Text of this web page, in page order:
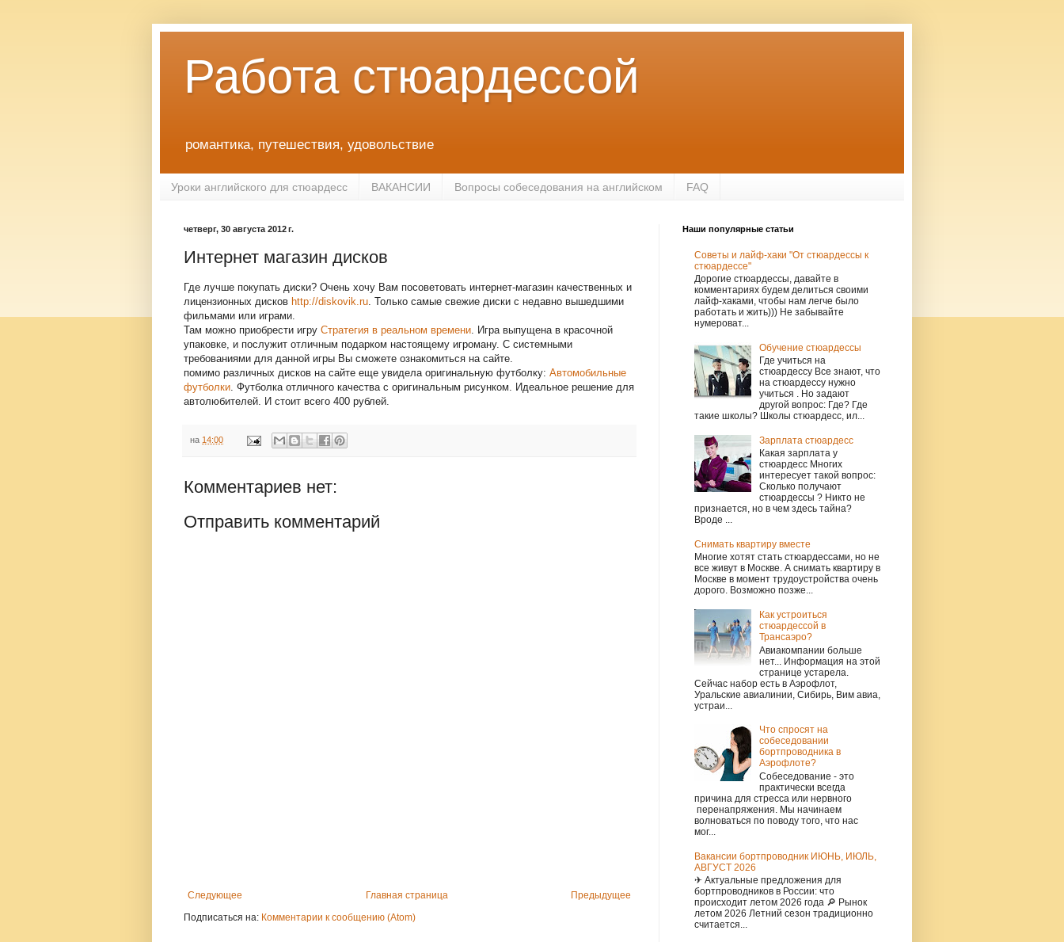
Работа стюардессой
романтика, путешествия, удовольствие
Уроки английского для стюардесс ВАКАНСИИ Вопросы собеседования на английском FAQ
четверг, 30 августа 2012 г.
Интернет магазин дисков
Где лучше покупать диски? Очень хочу Вам посоветовать интернет-магазин качественных и
лицензионных дисков http://diskovik.ru . Только самые свежие диски с недавно вышедшими
фильмами или играми.
Там можно приобрести игру Стратегия в реальном времени . Игра выпущена в красочной
упаковке, и послужит отличным подарком настоящему игроману. С системными
требованиями для данной игры Вы сможете ознакомиться на сайте.
помимо различных дисков на сайте еще увидела оригинальную футболку: Автомобильные
футболки . Футболка отличного качества с оригинальным рисунком. Идеальное решение для
автолюбителей. И стоит всего 400 рублей.
на 14:00
Комментариев нет:
Отправить комментарий
Следующее Предыдущее
Главная страница
Подписаться на: Комментарии к сообщению (Atom)
Наши популярные статьи
Советы и лайф-хаки "От стюардессы к
стюардессе"
Дорогие стюардессы, давайте в
комментариях будем делиться своими
лайф-хаками, чтобы нам легче было
работать и жить))) Не забывайте
нумероват...
Обучение стюардессы
Где учиться на
стюардессу Все знают, что
на стюардессу нужно
учиться . Но задают
другой вопрос: Где? Где
такие школы? Школы стюардесс, ил...
Зарплата стюардесс
Какая зарплата у
стюардесс Многих
интересует такой вопрос:
Сколько получают
стюардессы ? Никто не
признается, но в чем здесь тайна?
Вроде ...
Снимать квартиру вместе
Многие хотят стать стюардессами, но не
все живут в Москве. А снимать квартиру в
Москве в момент трудоустройства очень
дорого. Возможно позже...
Как устроиться
стюардессой в
Трансаэро?
Авиакомпании больше
нет... Информация на этой
странице устарела.
Сейчас набор есть в Аэрофлот,
Уральские авиалинии, Сибирь, Вим авиа,
устраи...
Что спросят на
собеседовании
бортпроводника в
Аэрофлоте?
Собеседование - это
практически всегда
причина для стресса или нервного
перенапряжения. Мы начинаем
волноваться по поводу того, что нас
мог...
Вакансии бортпроводник ИЮНЬ, ИЮЛЬ,
АВГУСТ 2026
✈ Актуальные предложения для
бортпроводников в России: что
происходит летом 2026 года 🔎 Рынок
летом 2026 Летний сезон традиционно
считается...